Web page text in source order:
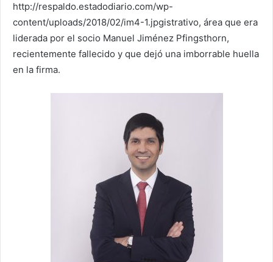
http://respaldo.estadodiario.com/wp-
content/uploads/2018/02/im4-1.jpgistrativo, área que era
liderada por el socio Manuel Jiménez Pfingsthorn,
recientemente fallecido y que dejó una imborrable huella
en la firma.